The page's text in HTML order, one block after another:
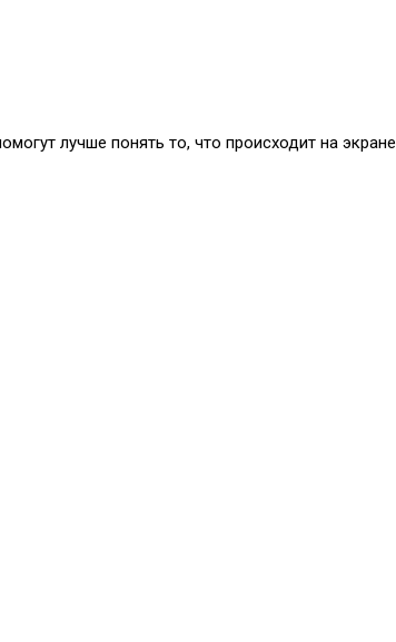
лучше понять то, что происходит на экране.